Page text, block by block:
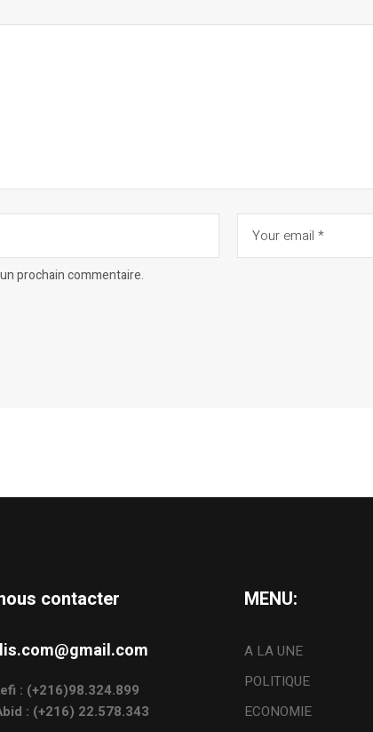
prochain commentaire.
contacter
: (+216)98.324.899
: (+216) 22.578.343
MENU:
A LA UNE
POLITIQUE
ECONOMIE